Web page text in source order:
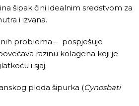
šipak čini idealnim sredstvom za
i izvana.
problema – pospješuje
razinu kolagena koji je
i sjaj.
ploda šipurka (Cynosbati